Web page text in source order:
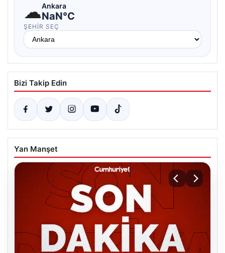
☁Ankara
NaN°C
ŞEHIR SEÇ
Bizi Takip Edin
Yan Manşet